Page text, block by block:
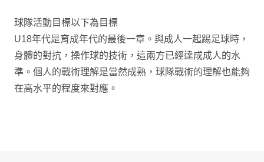
球隊活動目標以下為目標
U18年代是育成年代的最後一章。與成人一起踢足球時，
身體的對抗，操作球的技術，這兩方已經達成成人的水
準。個人的戰術理解是當然成熟，球隊戰術的理解也能夠
在高水平的程度來對應。